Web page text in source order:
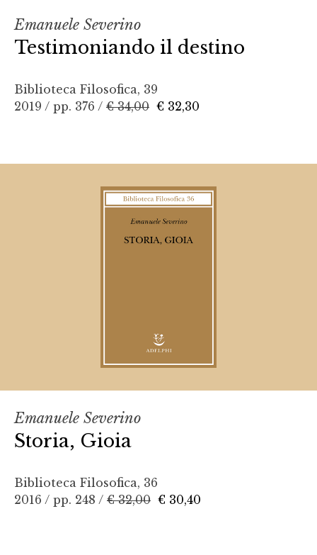
Emanuele Severino
Testimoniando il destino
Biblioteca Filosofica, 39
2019 / pp. 376 / € 34,00 € 32,30
Emanuele Severino
Storia, Gioia
Biblioteca Filosofica, 36
2016 / pp. 248 / € 32,00 € 30,40